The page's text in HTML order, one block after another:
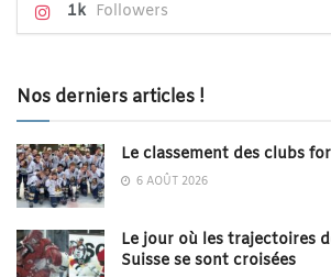
1k Followers
Nos derniers articles !
Le classement des clubs
6 AOÛT 2026
Le jour où les trajectoires
Suisse se sont croisées